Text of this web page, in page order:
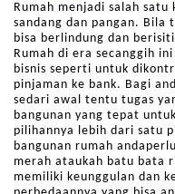
Rumah menjadi salah satu
sandang dan pangan. Bila
bisa berlindung dan
Rumah di era secanggih
bisnis seperti untuk
pinjaman ke bank. Bagi
sedari awal tentu tugas
bangunan yang tepat
pilihannya lebih dari satu
bangunan rumah
merah ataukah batu bata
memiliki keunggulan dan